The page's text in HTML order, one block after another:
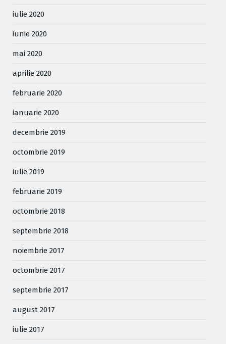
iulie 2020
iunie 2020
mai 2020
aprilie 2020
februarie 2020
ianuarie 2020
decembrie 2019
octombrie 2019
iulie 2019
februarie 2019
octombrie 2018
septembrie 2018
noiembrie 2017
octombrie 2017
septembrie 2017
august 2017
iulie 2017